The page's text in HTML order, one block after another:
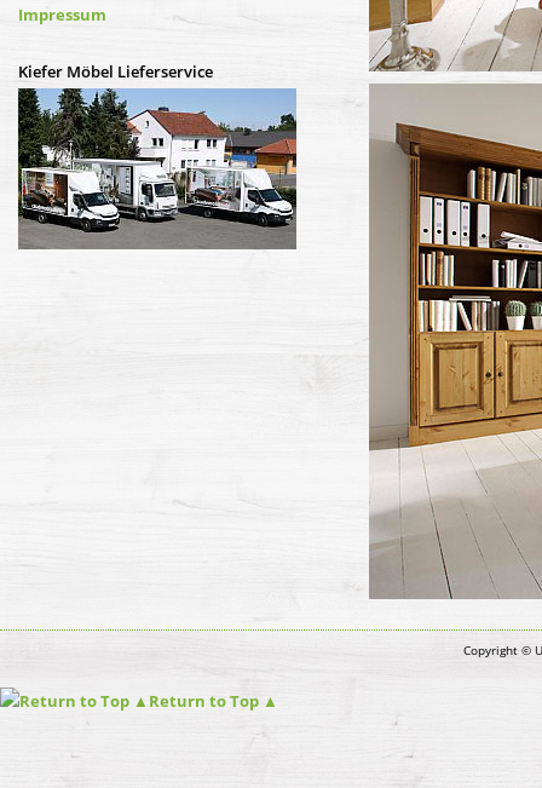
Impressum
Kiefer Möbel Lieferservice
Copyright ©
Return to Top ▲